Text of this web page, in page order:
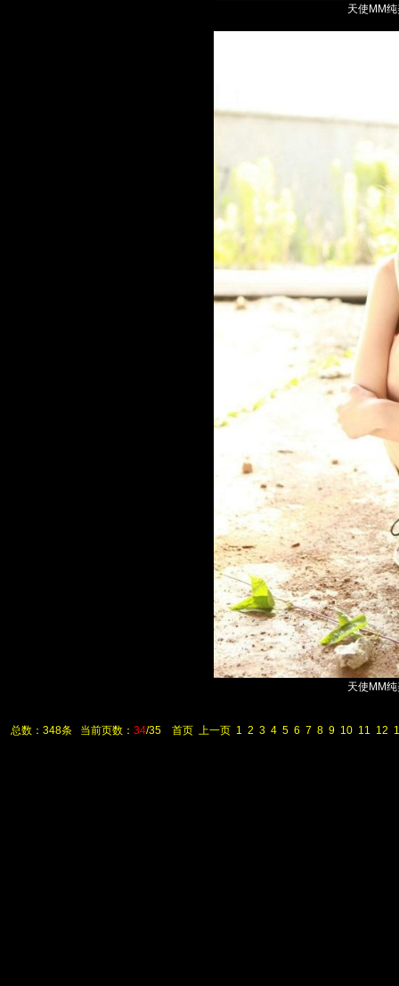
天使MM
天使MM
总数：348条 当前页数： 34/35 首页 上一页 1 2 3 4 5 6 7 8 9 10 11 12